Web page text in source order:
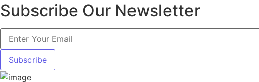
Subscribe Our Newsletter
Subscribe